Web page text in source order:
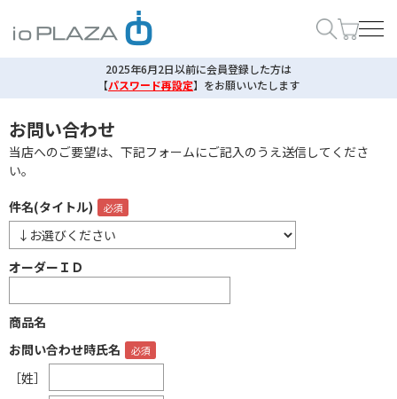
2025年6月2日以前に会員登録した方は
【パスワード再設定】 をお願いいたします
お問い合わせ
当店へのご要望は、下記フォームにご記入のうえ送信してくださ
い。
件名(タイトル)
オーダーＩＤ
商品名
お問い合わせ時氏名
［姓］